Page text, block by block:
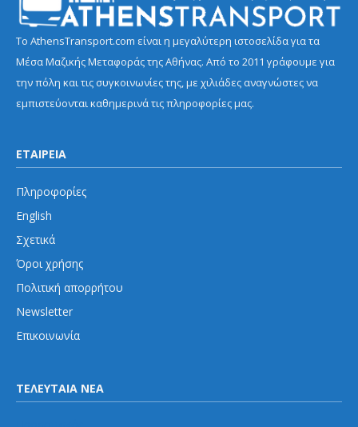
Το AthensTransport.com είναι η μεγαλύτερη ιστοσελίδα για τα
Μέσα Μαζικής Μεταφοράς της Αθήνας. Από το 2011 γράφουμε για
την πόλη και τις συγκοινωνίες της, με χιλιάδες αναγνώστες να
εμπιστεύονται καθημερινά τις πληροφορίες μας.
ΕΤΑΙΡΕΙΑ
Πληροφορίες
English
Σχετικά
Όροι χρήσης
Πολιτική απορρήτου
Newsletter
Επικοινωνία
ΤΕΛΕΥΤΑΙΑ ΝΕΑ